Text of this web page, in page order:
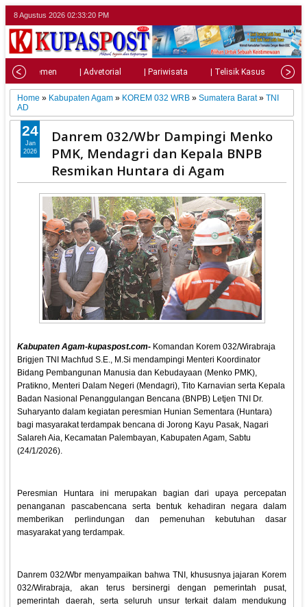
8 Agustus 2026 02:33:22 PM
| Parlemen | Advetorial | Pariwisata | Telisik Kasus |
Home » Kabupaten Agam » KOREM 032 WRB »Sumatera Barat»TNI
AD
Danrem 032/Wbr Dampingi Menko
PMK, Mendagri dan Kepala BNPB
Resmikan Huntara di Agam
Kabupaten Agam-kupaspost.com- Komandan Korem 032/Wirabraja
Brigjen TNI Machfud S.E., M.Si mendampingi Menteri Koordinator
Bidang Pembangunan Manusia dan Kebudayaan (Menko PMK),
Pratikno, Menteri Dalam Negeri (Mendagri), Tito Karnavian serta Kepala
Badan Nasional Penanggulangan Bencana (BNPB) Letjen TNI Dr.
Suharyanto dalam kegiatan peresmian Hunian Sementara (Huntara)
bagi masyarakat terdampak bencana di Jorong Kayu Pasak, Nagari
Salareh Aia, Kecamatan Palembayan, Kabupaten Agam, Sabtu
(24/1/2026).
Peresmian Huntara ini merupakan bagian dari upaya percepatan
penanganan pascabencana serta bentuk kehadiran negara dalam
memberikan perlindungan dan pemenuhan kebutuhan dasar
masyarakat yang terdampak.
Danrem 032/Wbr menyampaikan bahwa TNI, khususnya jajaran Korem
032/Wirabraja, akan terus bersinergi dengan pemerintah pusat,
pemerintah daerah, serta seluruh unsur terkait dalam mendukung
24
Jan
2026